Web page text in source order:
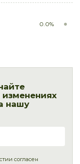
0.0%
нашу
и согласен